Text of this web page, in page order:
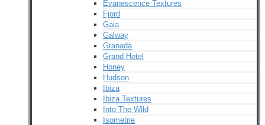
Evanescence Textures
Fjord
Gaia
Galway
Granada
Grand Hotel
Honey
Hudson
Ibiza
Ibiza Textures
Into The Wild
Isometrie